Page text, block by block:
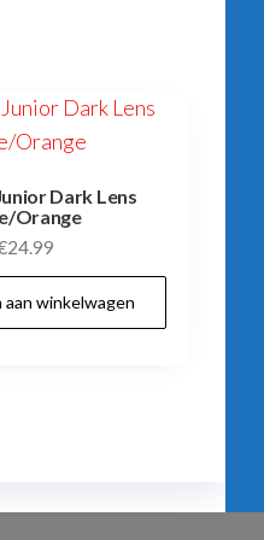
Dark Lens
Orange
24.99
aan winkelwagen